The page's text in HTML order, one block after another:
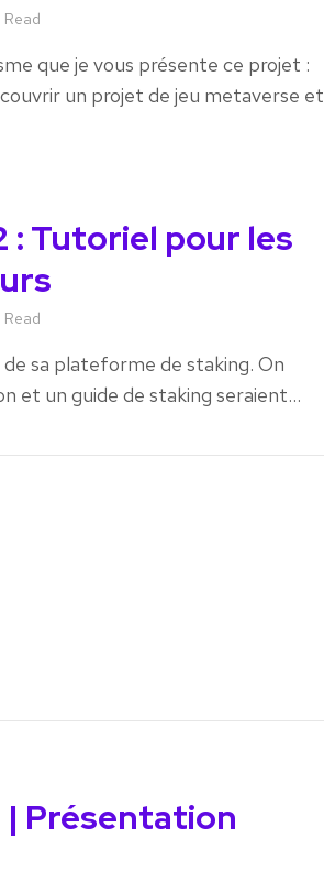
Read
que je vous présente ce projet :
un projet de jeu metaverse et
: Tutoriel pour les
sa plateforme de staking. On
et un guide de staking seraient...
| Présentation